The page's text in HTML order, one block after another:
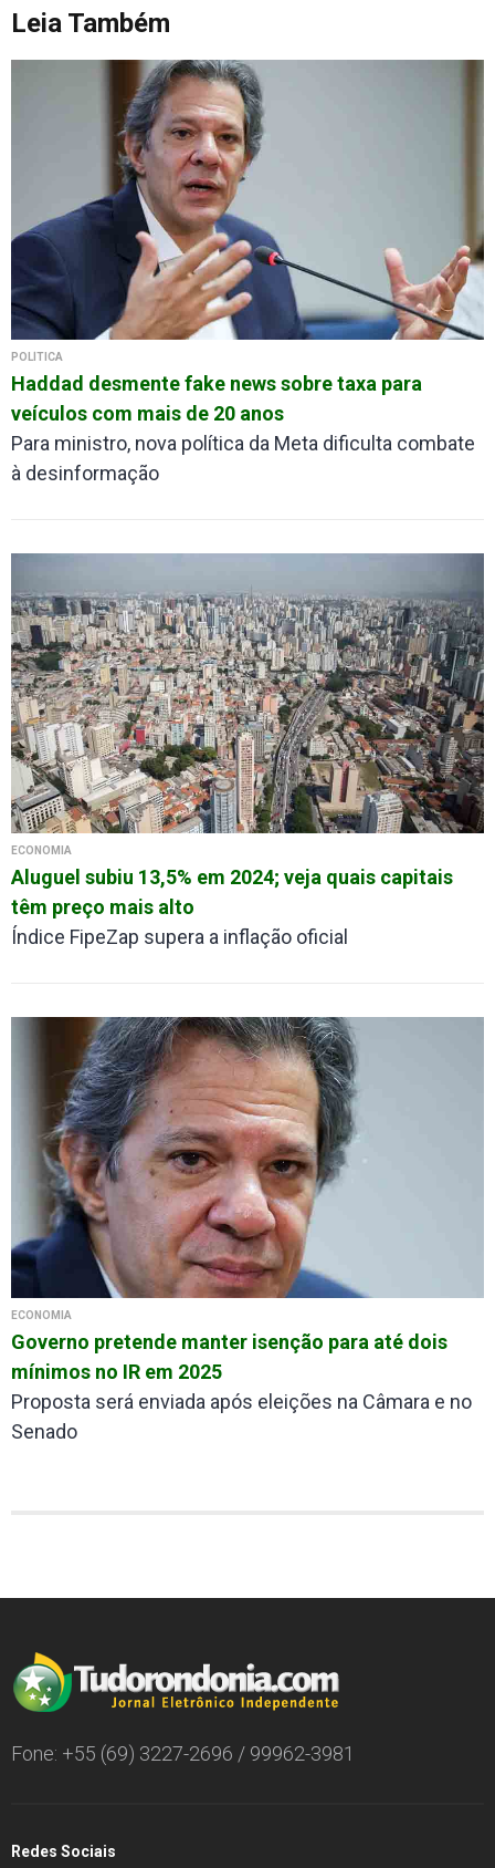
Leia Também
POLÍTICA
Haddad desmente fake news sobre taxa para
veículos com mais de 20 anos
Para ministro, nova política da Meta dificulta combate
à desinformação
ECONOMIA
Aluguel subiu 13,5% em 2024; veja quais capitais
têm preço mais alto
Índice FipeZap supera a inflação oficial
ECONOMIA
Governo pretende manter isenção para até dois
mínimos no IR em 2025
Proposta será enviada após eleições na Câmara e no
Senado
Fone: +55 (69) 3227-2696 / 99962-3981
Redes Sociais